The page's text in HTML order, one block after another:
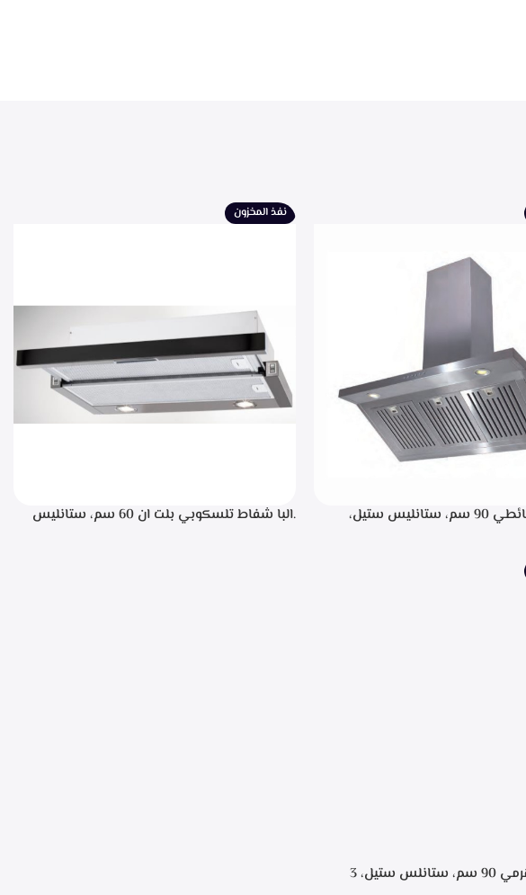
.البا شفاط حائطي 90 سم، ستانليس ستيل،
نفذ المخزون
.البا شفاط تلسكوبي بلت ان 60 سم، ستانليس
.البا شفاط هرمي 90 سم، ستانلس ستيل، 3